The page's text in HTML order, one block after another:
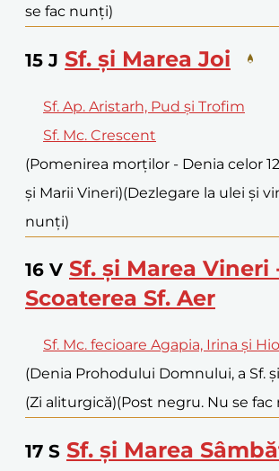
se fac nunți)
15 J Sf. și Marea Joi
Sf. Ap. Aristarh, Pud și Trofim
Sf. Mc. Crescent
(Pomenirea morților - Denia celor
și Marii Vineri)(Dezlegare la ulei și
nunți)
16 V Sf. și Marea Vineri
Scoaterea Sf. Aer
Sf. Mc. fecioare Agapia, Irina și
(Denia Prohodului Domnului, a Sf.
(Zi aliturgică)(Post negru. Nu se fac
17 S Sf. și Marea